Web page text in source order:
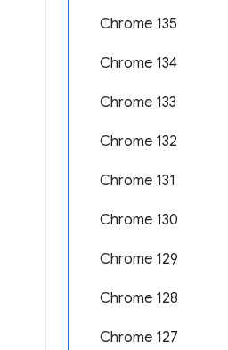
Chrome 135
Chrome 134
Chrome 133
Chrome 132
Chrome 131
Chrome 130
Chrome 129
Chrome 128
Chrome 127